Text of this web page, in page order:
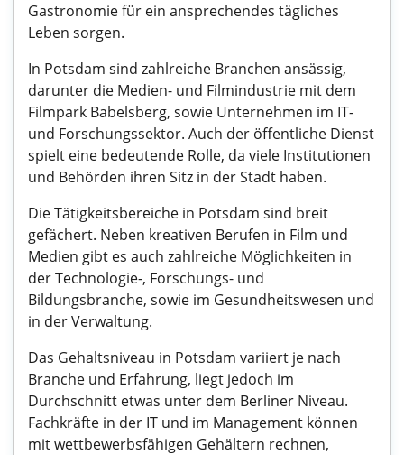
Gastronomie für ein ansprechendes tägliches
Leben sorgen.
In Potsdam sind zahlreiche Branchen ansässig,
darunter die Medien- und Filmindustrie mit dem
Filmpark Babelsberg, sowie Unternehmen im IT-
und Forschungssektor. Auch der öffentliche Dienst
spielt eine bedeutende Rolle, da viele Institutionen
und Behörden ihren Sitz in der Stadt haben.
Die Tätigkeitsbereiche in Potsdam sind breit
gefächert. Neben kreativen Berufen in Film und
Medien gibt es auch zahlreiche Möglichkeiten in
der Technologie-, Forschungs- und
Bildungsbranche, sowie im Gesundheitswesen und
in der Verwaltung.
Das Gehaltsniveau in Potsdam variiert je nach
Branche und Erfahrung, liegt jedoch im
Durchschnitt etwas unter dem Berliner Niveau.
Fachkräfte in der IT und im Management können
mit wettbewerbsfähigen Gehältern rechnen,